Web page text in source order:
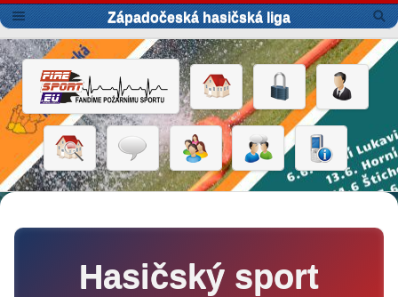
Západočeská hasičská liga
Hasičský sport